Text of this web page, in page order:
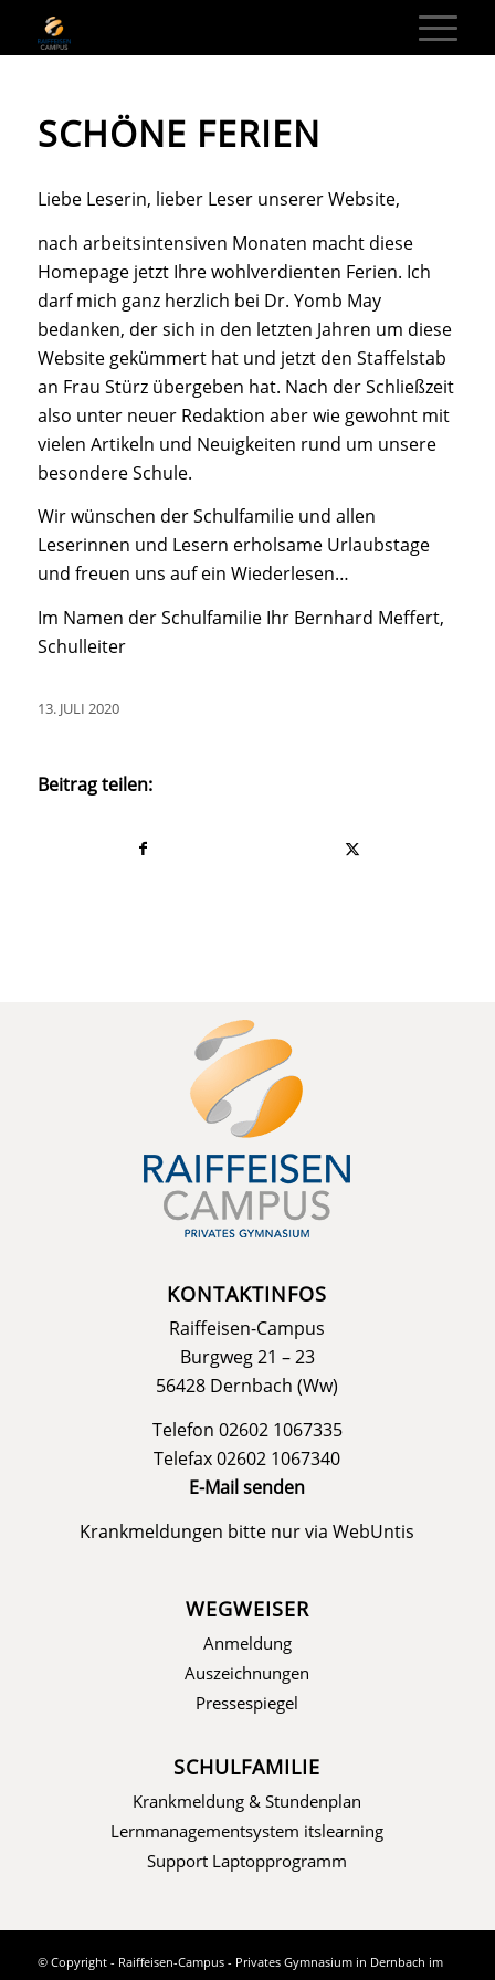
SCHÖNE FERIEN
Liebe Leserin, lieber Leser unserer Website,
nach arbeitsintensiven Monaten macht diese
Homepage jetzt Ihre wohlverdienten Ferien. Ich
darf mich ganz herzlich bei Dr. Yomb May
bedanken, der sich in den letzten Jahren um diese
Website gekümmert hat und jetzt den Staffelstab
an Frau Stürz übergeben hat. Nach der Schließzeit
also unter neuer Redaktion aber wie gewohnt mit
vielen Artikeln und Neuigkeiten rund um unsere
besondere Schule.
Wir wünschen der Schulfamilie und allen
Leserinnen und Lesern erholsame Urlaubstage
und freuen uns auf ein Wiederlesen…
Im Namen der Schulfamilie Ihr Bernhard Meffert,
Schulleiter
13. JULI 2020
Beitrag teilen:
KONTAKTINFOS
Raiffeisen-Campus
Burgweg 21 – 23
56428 Dernbach (Ww)
Telefon 02602 1067335
Telefax 02602 1067340
E-Mail senden
Krankmeldungen bitte nur viaWebUntis
WEGWEISER
Anmeldung
Auszeichnungen
Pressespiegel
SCHULFAMILIE
Krankmeldung & Stundenplan
Lernmanagementsystem itslearning
Support Laptopprogramm
© Copyright - Raiffeisen-Campus - Privates Gymnasium in Dernbach im